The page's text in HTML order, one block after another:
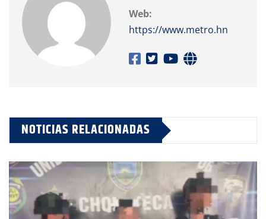
Web:
https://www.metro.hn
NOTICIAS RELACIONADAS